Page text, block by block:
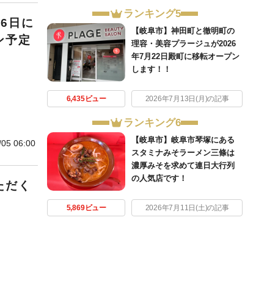
日に
予定
06:00
く
ランキング5
【岐阜市】神田町と徹明町の
理容・美容プラージュが2026
年7月22日殿町に移転オープン
します！！
6,435ビュー 2026年7月13日(月)の記事
ランキング6
【岐阜市】岐阜市琴塚にある
スタミナみそラーメン三條は
濃厚みそを求めて連日大行列
の人気店です！
5,869ビュー 2026年7月11日(土)の記事